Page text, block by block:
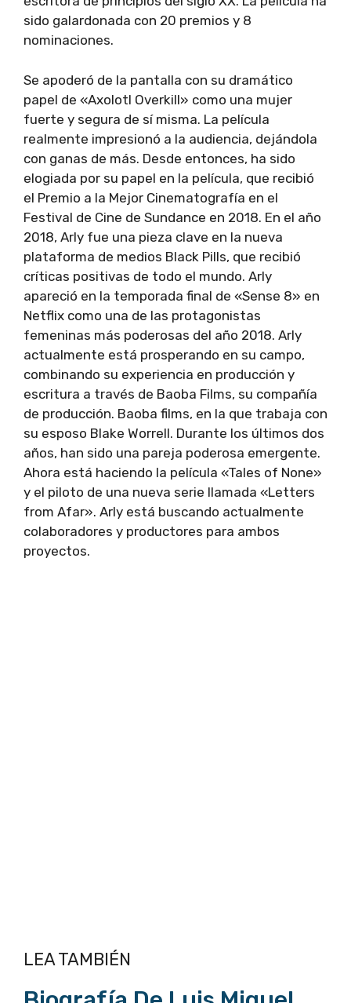
sido galardonada con 20 premios y 8
nominaciones.
Se apoderó de la pantalla con su dramático
papel de «Axolotl Overkill» como una mujer
fuerte y segura de sí misma. La película
realmente impresionó a la audiencia, dejándola
con ganas de más. Desde entonces, ha sido
elogiada por su papel en la película, que recibió
el Premio a la Mejor Cinematografía en el
Festival de Cine de Sundance en 2018. En el año
2018, Arly fue una pieza clave en la nueva
plataforma de medios Black Pills, que recibió
críticas positivas de todo el mundo. Arly
apareció en la temporada final de «Sense 8» en
Netflix como una de las protagonistas
femeninas más poderosas del año 2018. Arly
actualmente está prosperando en su campo,
combinando su experiencia en producción y
escritura a través de Baoba Films, su compañía
de producción. Baoba films, en la que trabaja con
su esposo Blake Worrell. Durante los últimos dos
años, han sido una pareja poderosa emergente.
Ahora está haciendo la película «Tales of None»
y el piloto de una nueva serie llamada «Letters
from Afar». Arly está buscando actualmente
colaboradores y productores para ambos
proyectos.
LEA TAMBIÉN